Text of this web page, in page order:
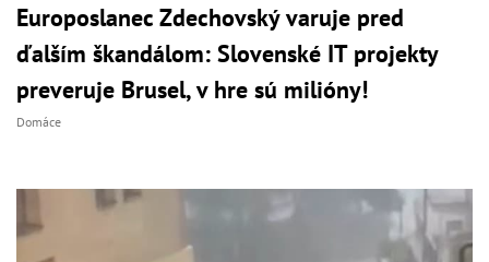
Europoslanec Zdechovský varuje pred
ďalším škandálom: Slovenské IT projekty
preveruje Brusel, v hre sú milióny!
Domáce